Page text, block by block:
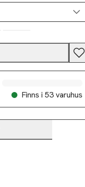
Slut i lager
Finns i 53 varuhus